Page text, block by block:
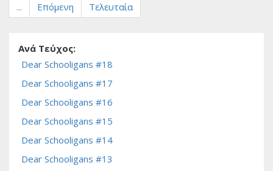
...
Επόμενη Τελευταία
Ανά Τεύχος:
Dear Schooligans #18
Dear Schooligans #17
Dear Schooligans #16
Dear Schooligans #15
Dear Schooligans #14
Dear Schooligans #13